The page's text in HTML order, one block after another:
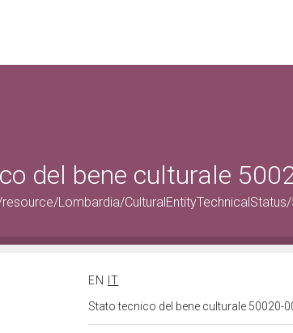
del bene culturale
Lombardia/
EN
IT
Stato tecnico del bene culturale 50020-